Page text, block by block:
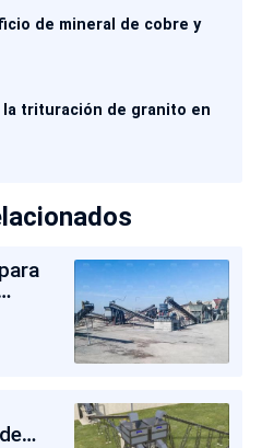
de mineral de cobre y
trituración de granito en